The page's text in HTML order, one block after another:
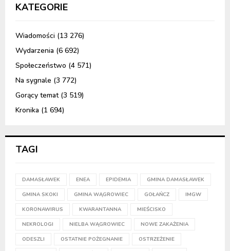
KATEGORIE
Wiadomości (13 276)
Wydarzenia (6 692)
Społeczeństwo (4 571)
Na sygnale (3 772)
Gorący temat(3 519)
Kronika (1 694)
TAGI
DAMASŁAWEK ENEA EPIDEMIA GMINA DAMASŁAWEK
GMINA SKOKI GMINA WĄGROWIEC GOŁAŃCZ IMGW
KORONAWIRUS KWARANTANNA MIEŚCISKO
NEKROLOGI NIELBA WĄGROWIEC NOWE ZAKAŻENIA
ODESZLI OSTATNIE POŻEGNANIE OSTRZEŻENIE